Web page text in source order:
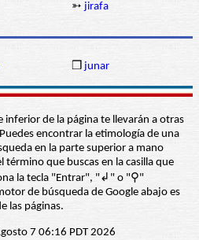
➳ jirafa
❒ junar
inferior de la página te llevarán a otras
encontrar la etimología de una
en la parte superior a mano
término que buscas en la casilla que
la tecla "Entrar", "↲" o "⚲"
de búsqueda de Google abajo es
las páginas.
7 06:16 PDT 2026